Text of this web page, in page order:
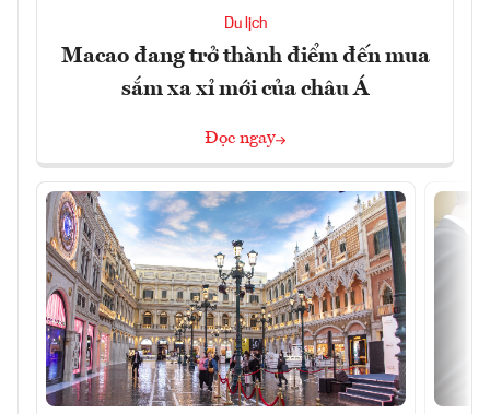
Du lịch
Macao đang trở thành điểm đến mua
sắm xa xỉ mới của châu Á
Đọc ngay